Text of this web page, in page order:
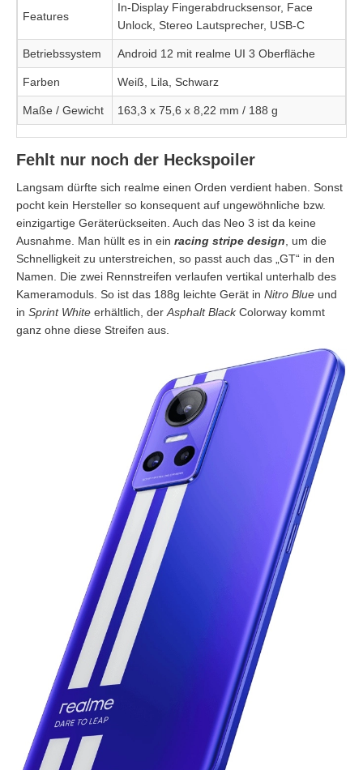
Features
In-Display Fingerabdrucksensor, Face
Unlock, Stereo Lautsprecher, USB-C
Betriebssystem Android 12 mit realme UI 3 Oberfläche
Farben Weiß, Lila, Schwarz
Maße / Gewicht 163,3 x 75,6 x 8,22 mm / 188 g
Fehlt nur noch der Heckspoiler
Langsam dürfte sich realme einen Orden verdient haben. Sonst
pocht kein Hersteller so konsequent auf ungewöhnliche bzw.
einzigartige Geräterückseiten. Auch das Neo 3 ist da keine
Ausnahme. Man hüllt es in ein racing stripe design , um die
Schnelligkeit zu unterstreichen, so passt auch das „GT“ in den
Namen. Die zwei Rennstreifen verlaufen vertikal unterhalb des
Kameramoduls. So ist das 188g leichte Gerät in Nitro Blue und
in Sprint White erhältlich, der Asphalt BlackColorway kommt
ganz ohne diese Streifen aus.